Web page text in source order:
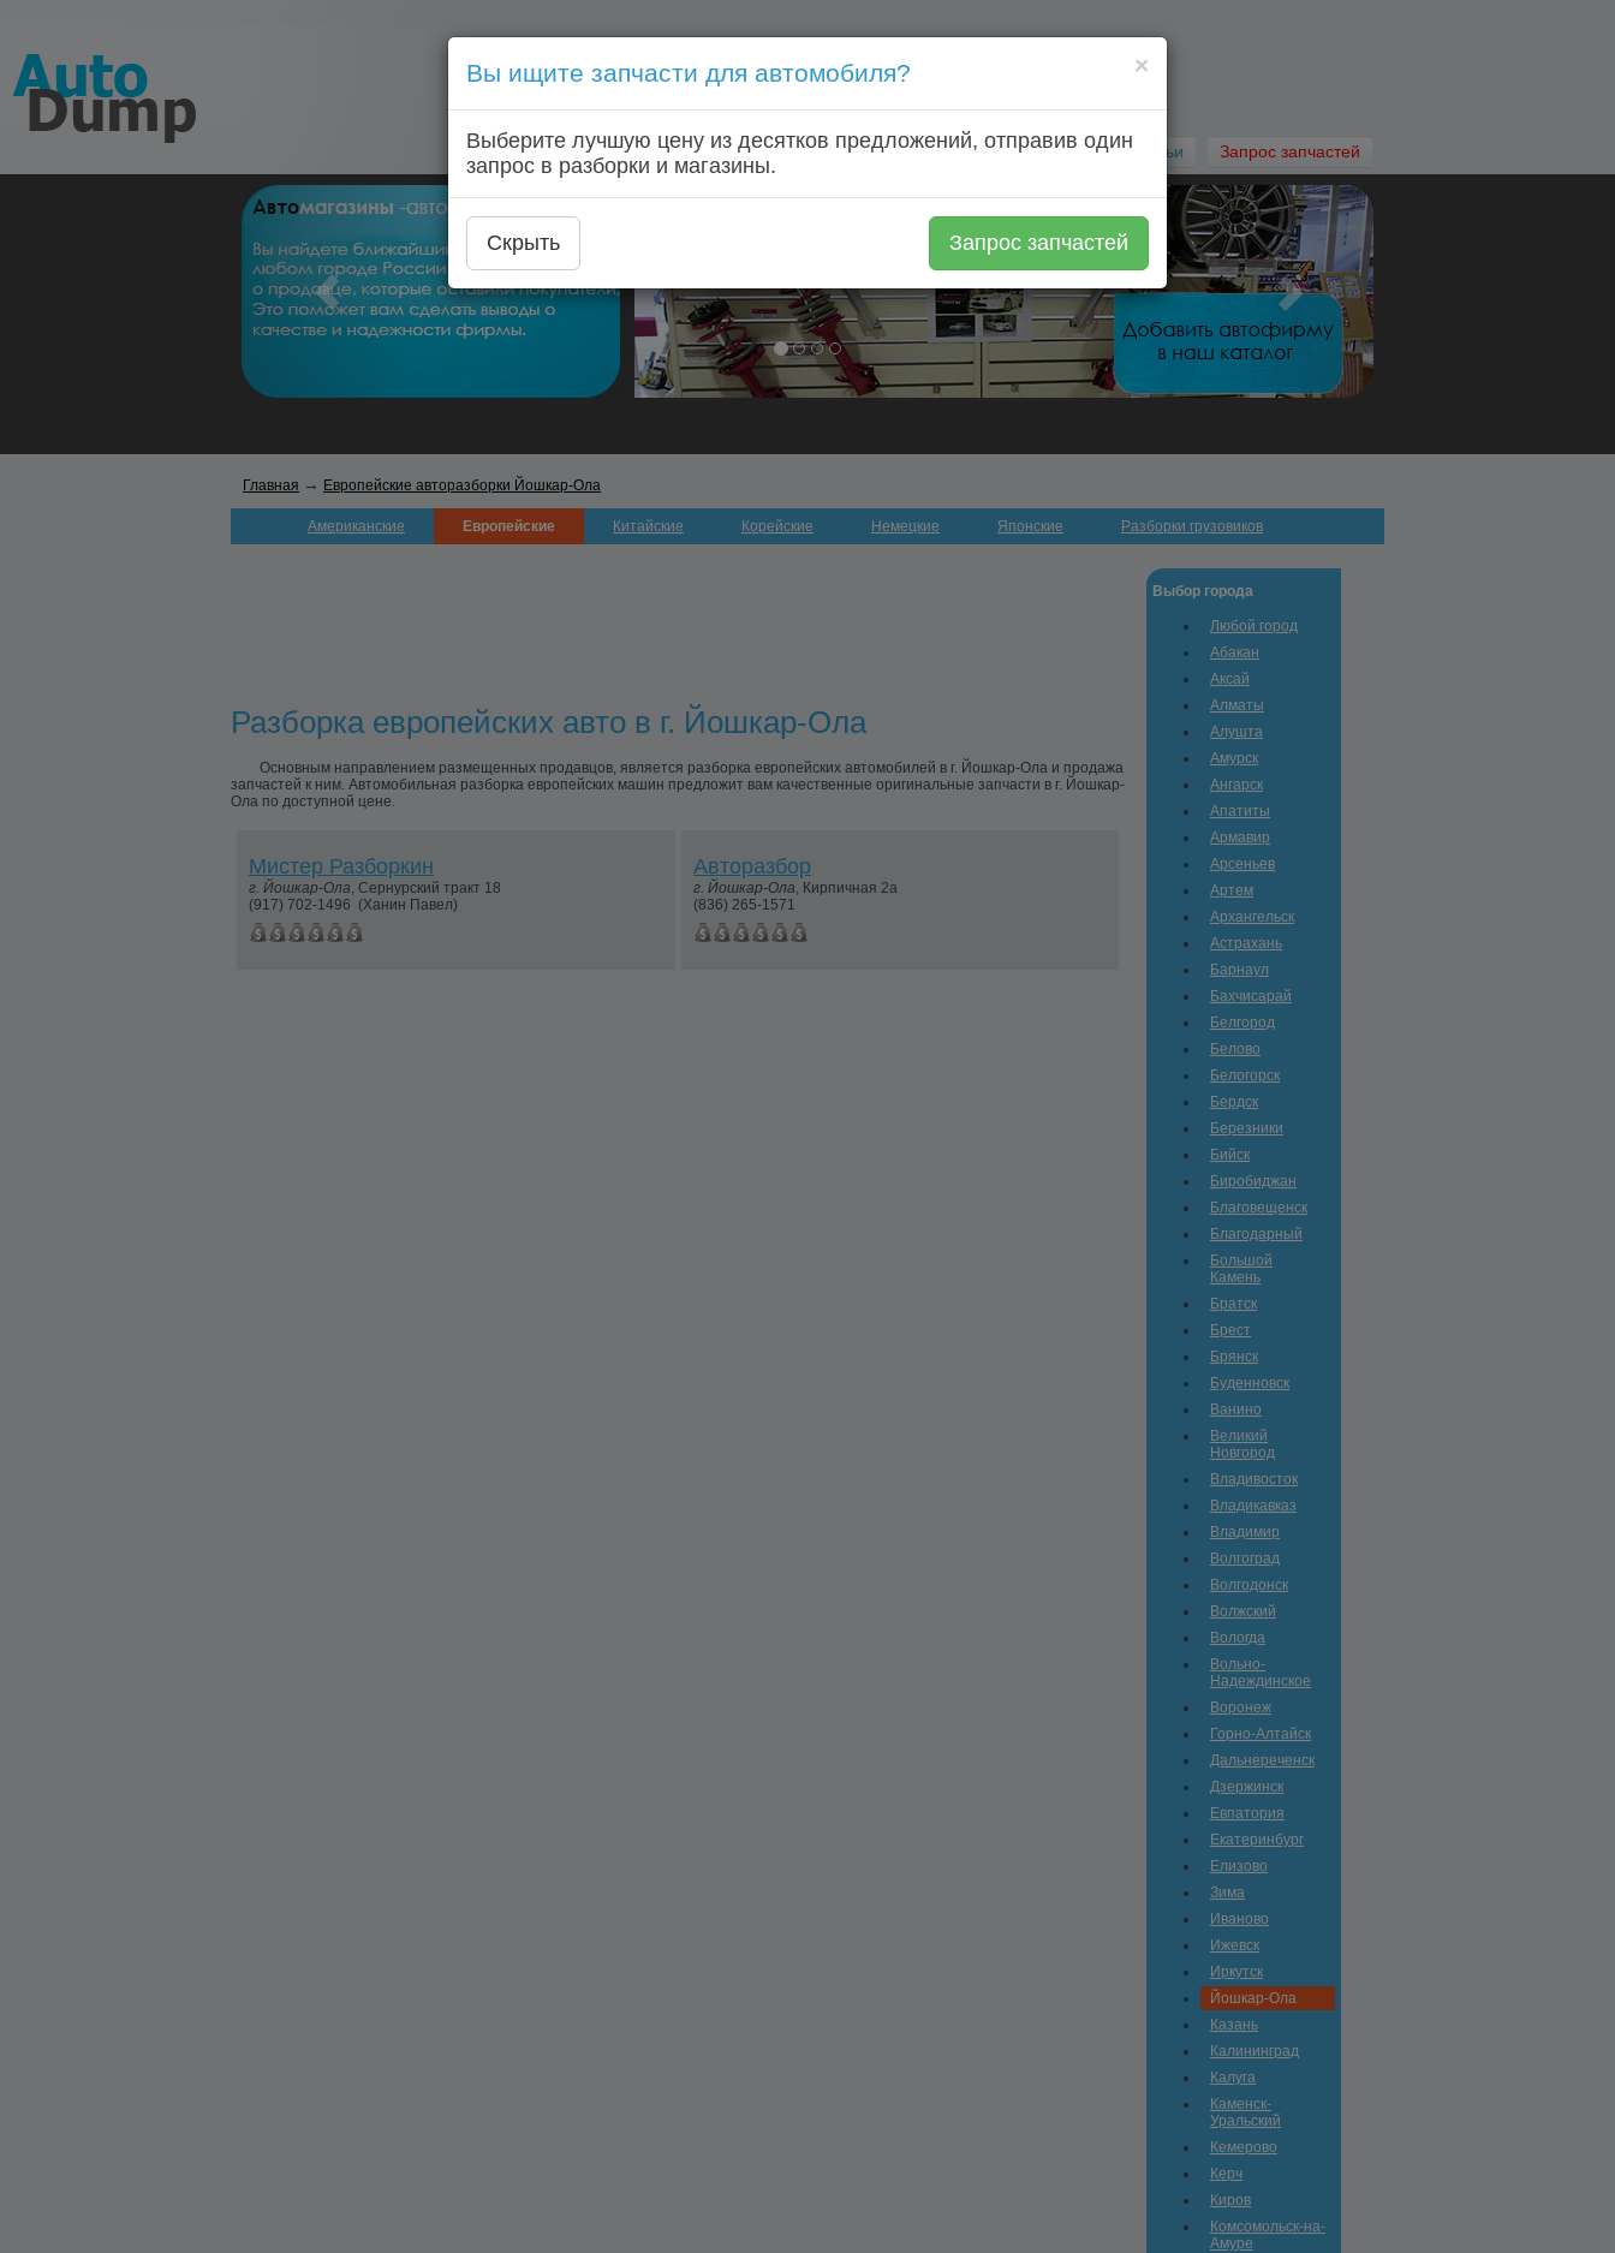
Голосовой запрос запчастей: +7 (920) 253 64 22
Главная Автозапчасти Автомагазины Авторазборки Автостатьи Запрос запчастей
Главная → Европейские авторазборки Йошкар-Ола
Американские Европейские Китайские Корейские Немецкие Японские Разборки грузовиков
Разборка европейских авто в г. Йошкар-Ола
Основным направлением размещенных продавцов, является разборка европейских автомобилей в г. Йошкар-Ола и продажа
запчастей к ним. Автомобильная разборка европейских машин предложит вам качественные оригинальные запчасти в г. Йошкар-
Ола по доступной цене.
Мистер Разборкин
г. Йошкар-Ола, Сернурский тракт 18
(917) 702-1496 (Ханин Павел)
Авторазбор
г. Йошкар-Ола, Кирпичная 2а
(836) 265-1571
Выбор города
Любой город
Абакан
Аксай
Алматы
Алушта
Амурск
Ангарск
Апатиты
Армавир
Арсеньев
Артем
Архангельск
Астрахань
Барнаул
Бахчисарай
Белгород
Белово
Белогорск
Бердск
Березники
Бийск
Биробиджан
Благовещенск
Благодарный
Большой
Камень
Братск
Брест
Брянск
Буденновск
Ванино
Великий
Новгород
Владивосток
Владикавказ
Владимир
Волгоград
Волгодонск
Волжский
Вологда
Вольно-
Hадеждинское
Воронеж
Горно-Алтайск
Дальнереченск
Дзержинск
Евпатория
Екатеринбург
Елизово
Зима
Иваново
Ижевск
Иркутск
Йошкар-Ола
Казань
Калининград
Калуга
Каменск-
Уральский
Кемерово
Керч
Киров
Комсомольск-на-
Амуре
×
Вы ищите запчасти для автомобиля?
Выберите лучшую цену из десятков предложений, отправив один
запрос в разборки и магазины.
Скрыть Запрос запчастей